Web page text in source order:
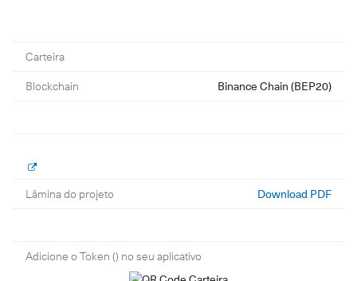
Carteira
Blockchain
Binance Chain (BEP20)
Lâmina do projeto Download PDF
Adicione o Token () no seu aplicativo